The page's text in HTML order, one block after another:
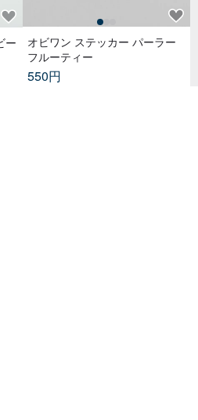
ー
オビワン ステッカー パーラー
フルーティー
550円